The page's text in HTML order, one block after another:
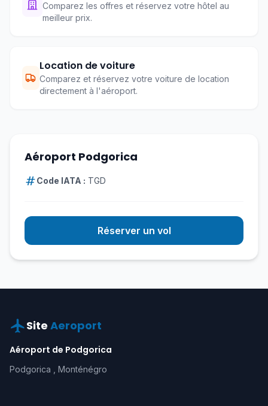
Comparez les offres et réservez votre hôtel au
meilleur prix.
Location de voiture
Comparez et réservez votre voiture de location
directement à l'aéroport.
Aéroport Podgorica
Code IATA : TGD
Réserver un vol
Site Aeroport
Aéroport de Podgorica
Podgorica , Monténégro